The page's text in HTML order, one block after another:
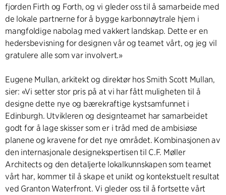
fjorden Firth og Forth, og vi gleder oss til å samarbeide med
de lokale partnerne for å bygge karbonnøytrale hjem i
mangfoldige nabolag med vakkert landskap. Dette er en
hedersbevisning for designen vår og teamet vårt, og jeg vil
gratulere alle som var involvert.»
Eugene Mullan, arkitekt og direktør hos Smith Scott Mullan,
sier: «Vi setter stor pris på at vi har fått muligheten til å
designe dette nye og bærekraftige kystsamfunnet i
Edinburgh. Utvikleren og designteamet har samarbeidet
godt for å lage skisser som er i tråd med de ambisiøse
planene og kravene for det nye området. Kombinasjonen av
den internasjonale designekspertisen til C.F. Møller
Architects og den detaljerte lokalkunnskapen som teamet
vårt har, kommer til å skape et unikt og kontekstuelt resultat
ved Granton Waterfront. Vi gleder oss til å fortsette vårt